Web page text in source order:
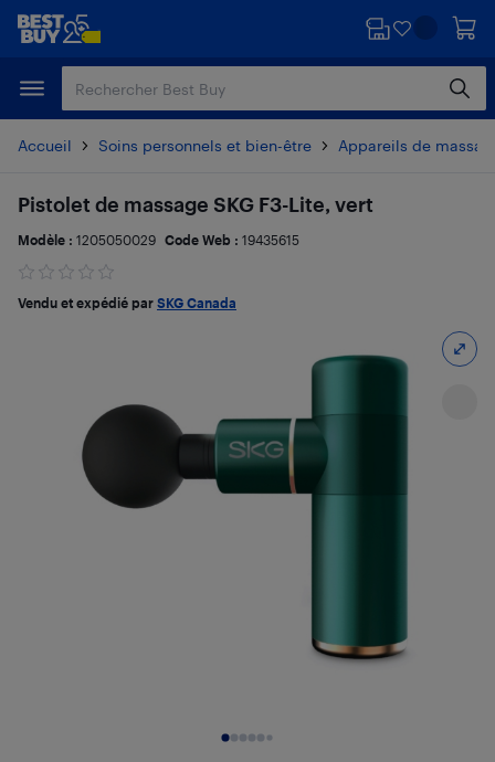
Passer
principal
Passer
Accueil Soins personnels et bien-être Appareils de
Pistolet de massage SKG F3-Lite, vert
Modèle : 1205050029 Code Web : 19435615
Vendu et expédié par SKG Canada